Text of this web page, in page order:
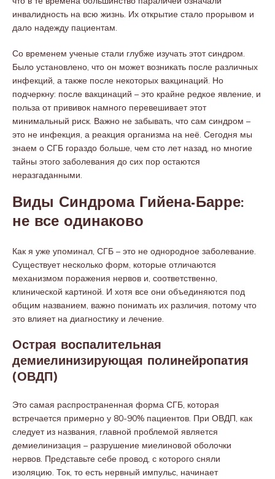
инвалидность на всю жизнь. Их открытие стало прорывом и
дало надежду пациентам.
Со временем ученые стали глубже изучать этот синдром.
Было установлено, что он может возникать после различных
инфекций, а также после некоторых вакцинаций. Но
подчеркну: после вакцинаций – это крайне редкое явление, и
польза от прививок намного перевешивает этот
минимальный риск. Важно не забывать, что сам синдром –
это не инфекция, а реакция организма на неё. Сегодня мы
знаем о СГБ гораздо больше, чем сто лет назад, но многие
тайны этого заболевания до сих пор остаются
неразгаданными.
Виды Синдрома Гийена-Барре:
не все одинаково
Как я уже упоминал, СГБ – это не однородное заболевание.
Существует несколько форм, которые отличаются
механизмом поражения нервов и, соответственно,
клинической картиной. И хотя все они объединяются под
общим названием, важно понимать их различия, потому что
это влияет на диагностику и лечение.
Острая воспалительная
демиелинизирующая полинейропатия
(ОВДП)
Это самая распространенная форма СГБ, которая
встречается примерно у 80-90% пациентов. При ОВДП, как
следует из названия, главной проблемой является
демиелинизация – разрушение миелиновой оболочки
нервов. Представьте себе провод, с которого сняли
изоляцию. Ток, то есть нервный импульс, начинает